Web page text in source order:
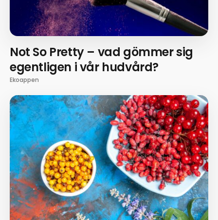
Not So Pretty – vad gömmer sig
egentligen i vår hudvård?
Ekoappen